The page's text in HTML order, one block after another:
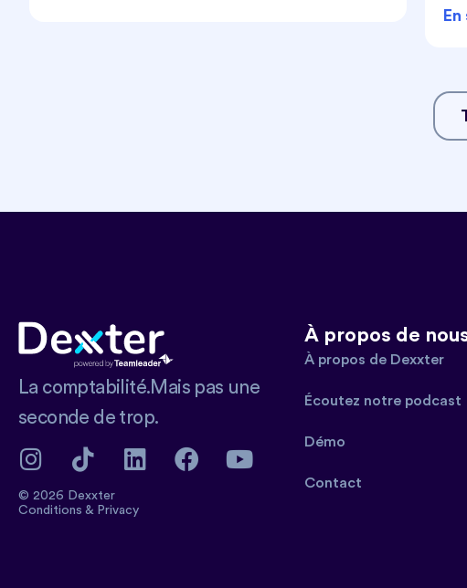
La comptabilité.Mais pas une
seconde de trop.
© 2026 Dexxter
Conditions & Privacy
À propos de
À propos de Dexxter
Écoutez notre podcast
Démo
Contact